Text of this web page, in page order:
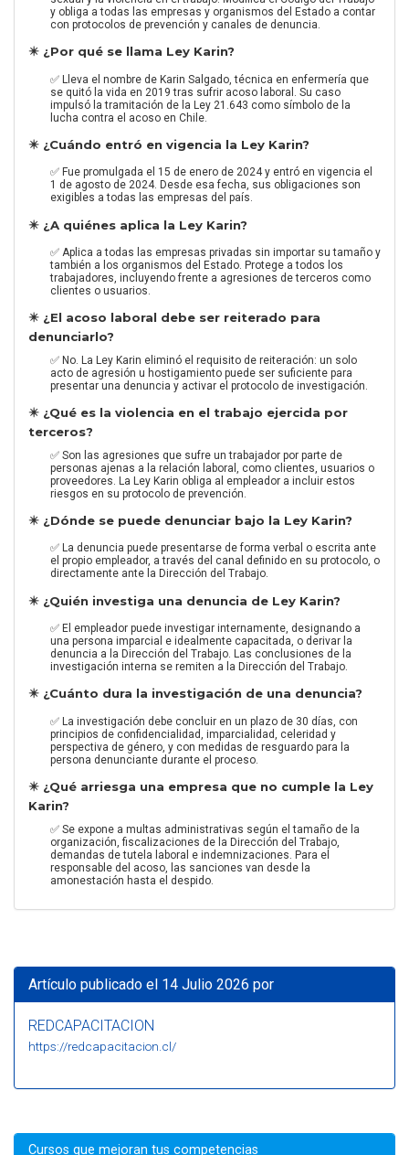
y obliga a todas las empresas y organismos del Estado a contar
con protocolos de prevención y canales de denuncia.
✴️ ¿Por qué se llama Ley Karin?
✅ Lleva el nombre de Karin Salgado, técnica en enfermería que
se quitó la vida en 2019 tras sufrir acoso laboral. Su caso
impulsó la tramitación de la Ley 21.643 como símbolo de la
lucha contra el acoso en Chile.
✴️ ¿Cuándo entró en vigencia la Ley Karin?
✅ Fue promulgada el 15 de enero de 2024 y entró en vigencia el
1 de agosto de 2024. Desde esa fecha, sus obligaciones son
exigibles a todas las empresas del país.
✴️ ¿A quiénes aplica la Ley Karin?
✅ Aplica a todas las empresas privadas sin importar su tamaño y
también a los organismos del Estado. Protege a todos los
trabajadores, incluyendo frente a agresiones de terceros como
clientes o usuarios.
✴️ ¿El acoso laboral debe ser reiterado para
denunciarlo?
✅ No. La Ley Karin eliminó el requisito de reiteración: un solo
acto de agresión u hostigamiento puede ser suficiente para
presentar una denuncia y activar el protocolo de investigación.
✴️ ¿Qué es la violencia en el trabajo ejercida por
terceros?
✅ Son las agresiones que sufre un trabajador por parte de
personas ajenas a la relación laboral, como clientes, usuarios o
proveedores. La Ley Karin obliga al empleador a incluir estos
riesgos en su protocolo de prevención.
✴️ ¿Dónde se puede denunciar bajo la Ley Karin?
✅ La denuncia puede presentarse de forma verbal o escrita ante
el propio empleador, a través del canal definido en su protocolo, o
directamente ante la Dirección del Trabajo.
✴️ ¿Quién investiga una denuncia de Ley Karin?
✅ El empleador puede investigar internamente, designando a
una persona imparcial e idealmente capacitada, o derivar la
denuncia a la Dirección del Trabajo. Las conclusiones de la
investigación interna se remiten a la Dirección del Trabajo.
✴️ ¿Cuánto dura la investigación de una denuncia?
✅ La investigación debe concluir en un plazo de 30 días, con
principios de confidencialidad, imparcialidad, celeridad y
perspectiva de género, y con medidas de resguardo para la
persona denunciante durante el proceso.
✴️ ¿Qué arriesga una empresa que no cumple la Ley
Karin?
✅ Se expone a multas administrativas según el tamaño de la
organización, fiscalizaciones de la Dirección del Trabajo,
demandas de tutela laboral e indemnizaciones. Para el
responsable del acoso, las sanciones van desde la
amonestación hasta el despido.
Artículo publicado el 14 Julio 2026 por
REDCAPACITACION
https://redcapacitacion.cl/
Cursos que mejoran tus competencias